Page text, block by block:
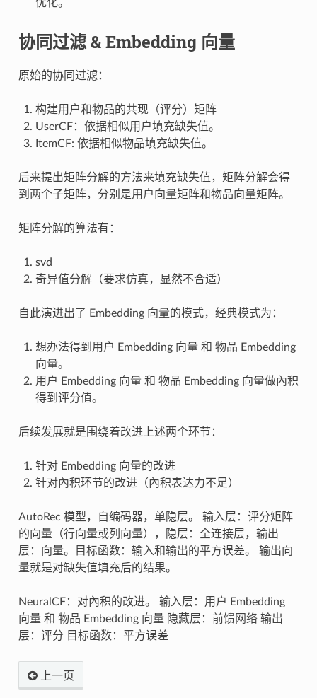
优化。
协同过滤 & Embedding 向量
原始的协同过滤：
构建用户和物品的共现（评分）矩阵
UserCF：依据相似用户填充缺失值。
ItemCF: 依据相似物品填充缺失值。
后来提出矩阵分解的方法来填充缺失值，矩阵分解会得
到两个子矩阵，分别是用户向量矩阵和物品向量矩阵。
矩阵分解的算法有：
svd
奇异值分解（要求仿真，显然不合适）
自此演进出了 Embedding 向量的模式，经典模式为：
想办法得到用户 Embedding 向量 和 物品 Embedding
向量。
用户 Embedding 向量 和 物品 Embedding 向量做內积
得到评分值。
后续发展就是围绕着改进上述两个环节：
针对 Embedding 向量的改进
针对內积环节的改进（內积表达力不足）
AutoRec 模型，自编码器，单隐层。 输入层：评分矩阵
的向量（行向量或列向量），隐层：全连接层，输出
层：向量。目标函数：输入和输出的平方误差。 输出向
量就是对缺失值填充后的结果。
NeuralCF：对內积的改进。 输入层：用户 Embedding
向量 和 物品 Embedding 向量 隐藏层：前馈网络 输出
层：评分 目标函数：平方误差
上一页